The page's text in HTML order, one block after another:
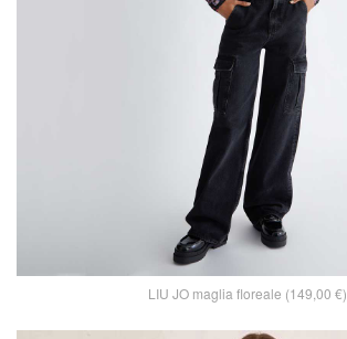
LIU JO maglia floreale (149,00 €)